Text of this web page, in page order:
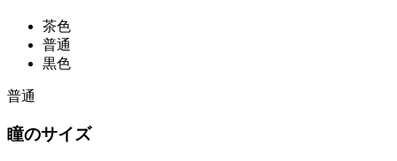
茶色
普通
黒色
普通
瞳のサイズ